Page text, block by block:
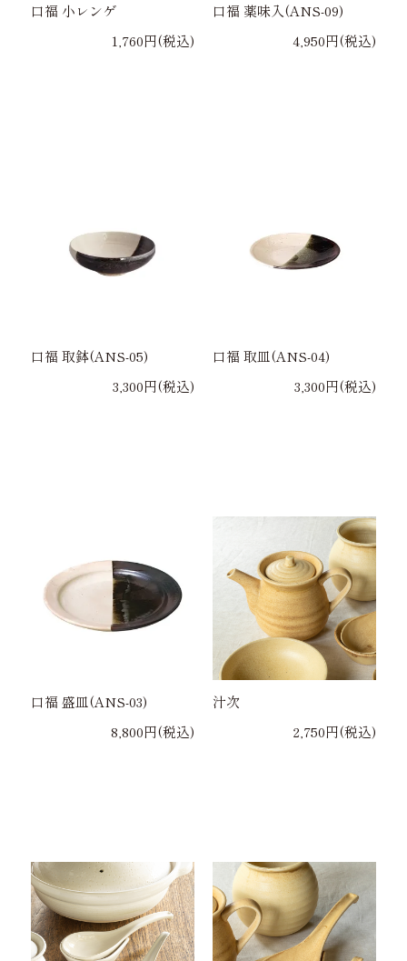
口福 小レンゲ
1,760円(税込)
口福 薬味入(ANS-09)
4,950円(税込)
口福 取鉢(ANS-05)
3,300円(税込)
口福 取皿(ANS-04)
3,300円(税込)
口福 盛皿(ANS-03)
8,800円(税込)
汁次
2,750円(税込)